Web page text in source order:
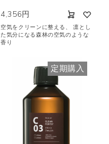
4,356円
空気をクリーンに整える、 凛とし
た気分になる森林の空気のような
香り
定期購入